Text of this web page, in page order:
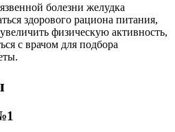
болезни желудка
здорового рациона питания,
физическую активность,
с врачом для подбора